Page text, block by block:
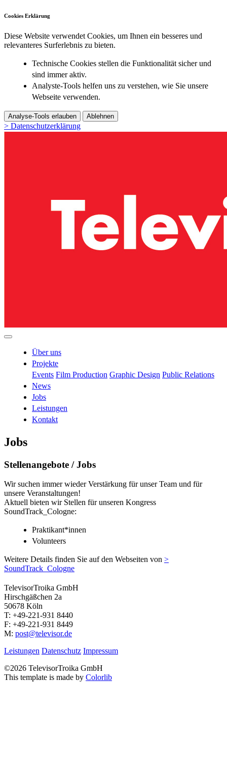
Cookies Erklärung
Diese Website verwendet Cookies, um Ihnen ein besseres und
relevanteres Surferlebnis zu bieten.
Technische Cookies stellen die Funktionalität sicher und
sind immer aktiv.
Analyste-Tools helfen uns zu verstehen, wie Sie unsere
Webseite verwenden.
Analyse-Tools erlauben Ablehnen
> Datenschutzerklärung
Über uns
Projekte
Events Film Production Graphic Design Public Relations
News
Jobs
Leistungen
Kontakt
Jobs
Stellenangebote / Jobs
Wir suchen immer wieder Verstärkung für unser Team und für
unsere Veranstaltungen!
Aktuell bieten wir Stellen für unseren Kongress
SoundTrack_Cologne:
Praktikant*innen
Volunteers
Weitere Details finden Sie auf den Webseiten von >
SoundTrack_Cologne
TelevisorTroika GmbH
Hirschgäßchen 2a
50678 Köln
T: +49-221-931 8440
F: +49-221-931 8449
M: post@televisor.de
Leistungen Datenschutz Impressum
©2026 TelevisorTroika GmbH
This template is made by Colorlib